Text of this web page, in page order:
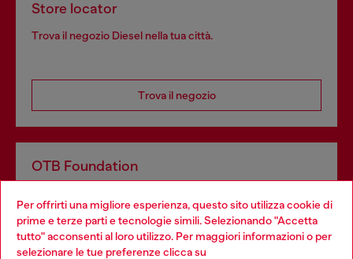
Per offrirti una migliore esperienza, questo sito utilizza cookie di
prime e terze parti e tecnologie simili. Selezionando "Accetta
tutto" acconsenti al loro utilizzo. Per maggiori informazioni o per
selezionare le tue preferenze clicca su
Store locator
Trova il negozio Diesel nella tua città.
Trova il negozio
OTB Foundation
profit del gruppo OTB che sostiene progetti concreti per
giovani, donne, inclusione ed emergenze in tutto il mondo.
Choose your location